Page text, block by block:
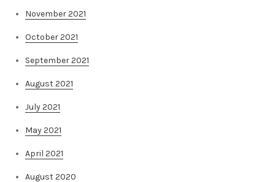
November 2021
October 2021
September 2021
August 2021
July 2021
May 2021
April 2021
August 2020